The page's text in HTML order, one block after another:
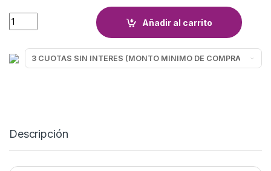
CAFETERA TELEFUNKEN VENEZIA quantity
Añadir al carrito
Descripción